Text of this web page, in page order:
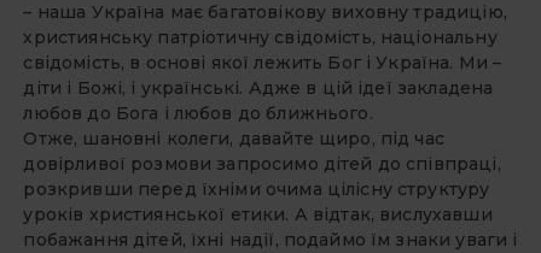
– наша Україна має багатовікову виховну традицію,
християнську патріотичну свідомість, національну
свідомість, в основі якої лежить Бог і Україна. Ми –
діти і Божі, і українські. Адже в цій ідеї закладена
любов до Бога і любов до ближнього.
Отже, шановні колеги, давайте щиро, під час
довірливої розмови запросимо дітей до співпраці,
розкривши перед їхніми очима цілісну структуру
уроків християнської етики. А відтак, вислухавши
побажання дітей, їхні надії, подаймо їм знаки уваги і